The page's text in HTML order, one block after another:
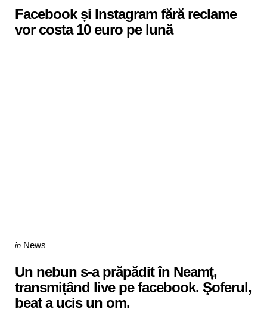
Facebook și Instagram fără reclame
vor costa 10 euro pe lună
Categories
Posted
in News
Un nebun s-a prăpădit în Neamț,
transmițând live pe facebook. Şoferul,
beat a ucis un om.